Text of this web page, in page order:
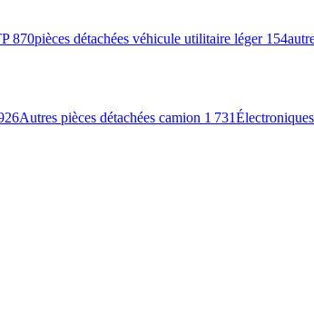
870pièces détachées véhicule utilitaire léger 154
Autres pièces détachées camion 1 731